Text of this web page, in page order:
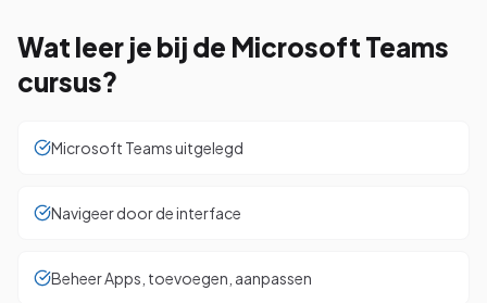
Wat leer je bij de Microsoft Teams
cursus?
Microsoft Teams uitgelegd
Navigeer door de interface
Beheer Apps, toevoegen, aanpassen